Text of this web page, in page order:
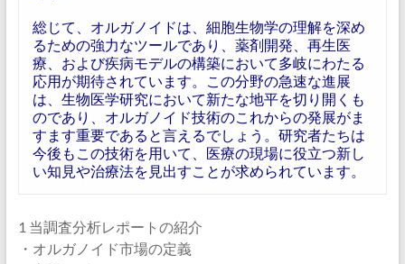
総じて、オルガノイドは、細胞生物学の理解を深め
るための強力なツールであり、薬剤開発、再生医
療、および疾病モデルの構築において多岐にわたる
応用が期待されています。この分野の急速な進展
は、生物医学研究において新たな地平を切り開くも
のであり、オルガノイド技術のこれからの発展がま
すます重要であると言えるでしょう。研究者たちは
今後もこの技術を用いて、医療の現場に役立つ新し
い知見や治療法を見出すことが求められています。
1 当調査分析レポートの紹介
・オルガノイド市場の定義